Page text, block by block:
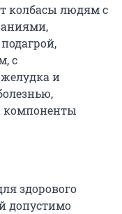
колбасы людям с
с
и
компоненты
здорового
допустимо